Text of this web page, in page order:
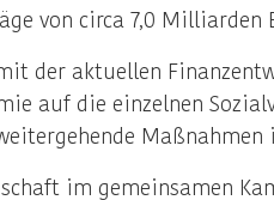
von circa 7,0 Milliarden
der aktuellen
auf die einzelnen
Maßnahmen
im gemeinsamen